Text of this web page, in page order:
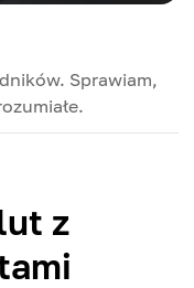
Sprawiam,
z